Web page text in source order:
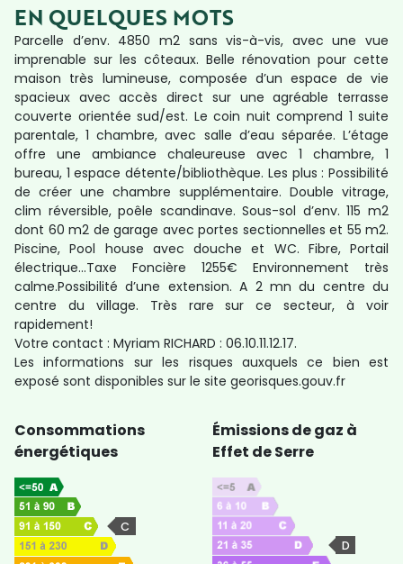
EN QUELQUES MOTS
Parcelle d’env. 4850 m2 sans vis-à-vis, avec une vue
imprenable sur les côteaux. Belle rénovation pour cette
maison très lumineuse, composée d’un espace de vie
spacieux avec accès direct sur une agréable terrasse
couverte orientée sud/est. Le coin nuit comprend 1 suite
parentale, 1 chambre, avec salle d’eau séparée. L’étage
offre une ambiance chaleureuse avec 1 chambre, 1
bureau, 1 espace détente/bibliothèque. Les plus : Possibilité
de créer une chambre supplémentaire. Double vitrage,
clim réversible, poêle scandinave. Sous-sol d’env. 115 m2
dont 60 m2 de garage avec portes sectionnelles et 55 m2.
Piscine, Pool house avec douche et WC. Fibre, Portail
électrique…Taxe Foncière 1255€ Environnement très
calme.Possibilité d’une extension. A 2 mn du centre du
centre du village. Très rare sur ce secteur, à voir
rapidement!
Votre contact : Myriam RICHARD : 06.10.11.12.17.
Les informations sur les risques auxquels ce bien est
exposé sont disponibles sur le site georisques.gouv.fr
Consommations
énergétiques
C
Émissions de gaz à
Effet de Serre
D